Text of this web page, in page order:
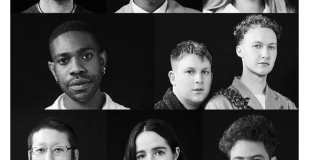
MAISON
AUTO
LIEUX TENDANCES
BEAUTÉ